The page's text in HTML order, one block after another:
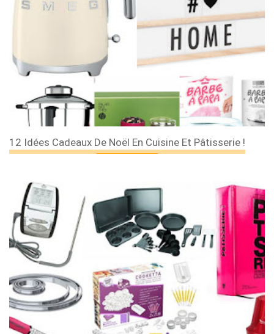
12 Idées Cadeaux De Noël En Cuisine Et Pâtisserie !